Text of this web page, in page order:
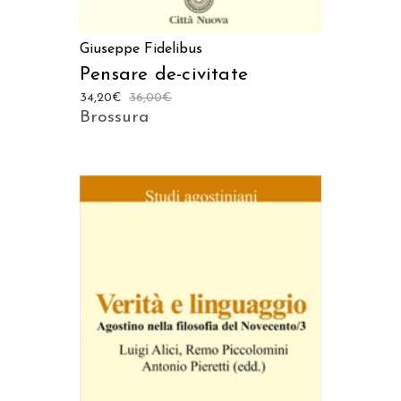
Giuseppe Fidelibus
Pensare de-civitate
36,00€
34,20€
Brossura
AGGIUNGI AL CARRELLO